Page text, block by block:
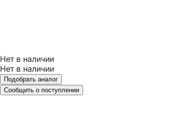
Нет в наличии
Нет в наличии
Подобрать аналог
Сообщить о поступлении